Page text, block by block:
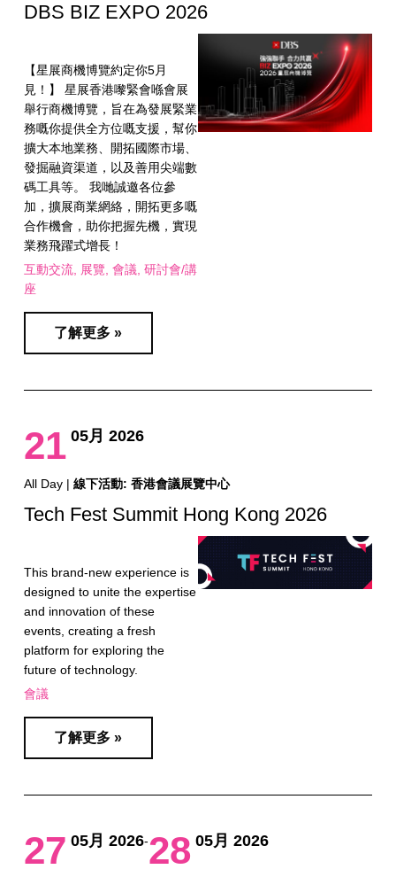
DBS BIZ EXPO 2026
【星展商機博覽約定你5月
見！】 星展香港嚟緊會喺會展
舉行商機博覽，旨在為發展緊業
務嘅你提供全方位嘅支援，幫你
擴大本地業務、開拓國際市場、
發掘融資渠道，以及善用尖端數
碼工具等。 我哋誠邀各位參
加，擴展商業網絡，開拓更多嘅
合作機會，助你把握先機，實現
業務飛躍式增長！
互動交流 展覽 會議 研討會/講
座
了解更多 »
21 05月 2026
All Day | 線下活動: 香港會議展覽中心
Tech Fest Summit Hong Kong 2026
This brand-new experience is
designed to unite the expertise
and innovation of these
events, creating a fresh
platform for exploring the
future of technology.
會議
了解更多 »
27 05月 2026-28 05月 2026